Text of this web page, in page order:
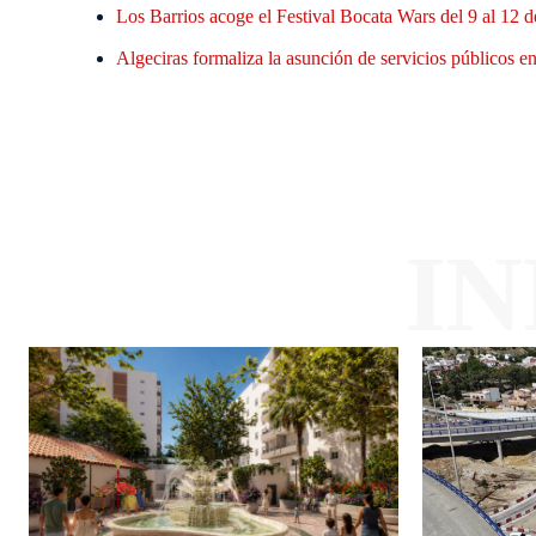
Los Barrios acoge el Festival Bocata Wars del 9 al 12
Algeciras formaliza la asunción de servicios públicos